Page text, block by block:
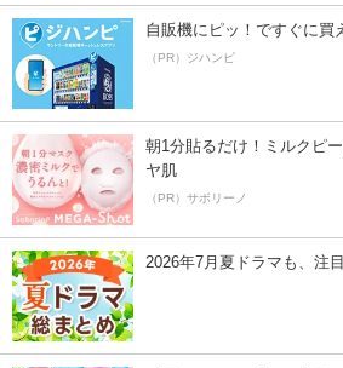
自販機にピッ！ですぐに買
（PR）ジハンピ
朝1分貼るだけ！ミルクピ
ヤ肌
（PR）サボリーノ
2026年7月夏ドラマも、注